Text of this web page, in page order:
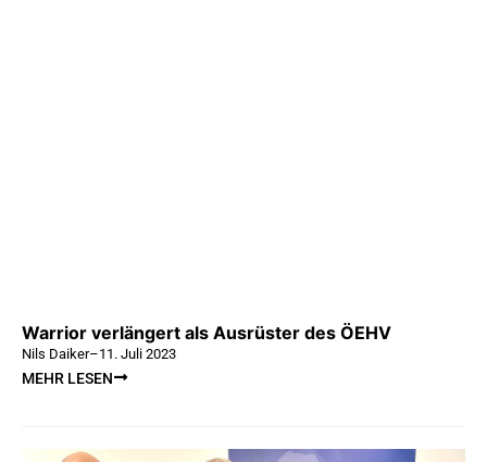
Warrior verlängert als Ausrüster des ÖEHV
Nils Daiker–11. Juli 2023
MEHR LESEN